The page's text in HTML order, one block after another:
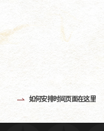
如何安排时间页面在这里